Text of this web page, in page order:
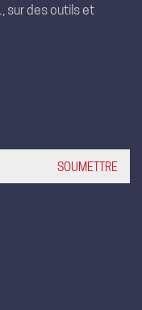
sur des outils et